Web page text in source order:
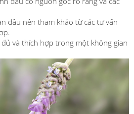
đầu nên tham khảo từ các tư vấn
và thích hợp trong một không gian